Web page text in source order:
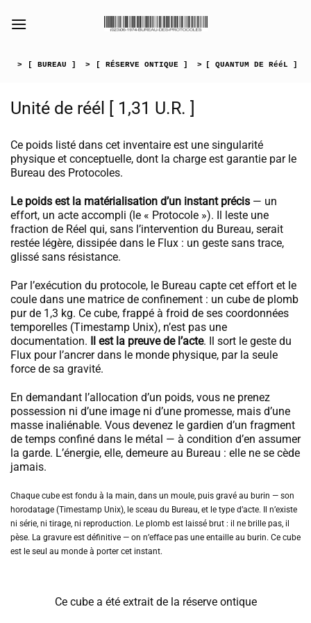
> [ BUREAU ] > [ RÉSERVE ONTIQUE ] > [ QUANTUM DE RééL ]
[collection_vibrance_galerie]
Unité de réél [ 1,31 U.R. ]
Ce poids listé dans cet inventaire est une singularité
physique et conceptuelle, dont la charge est garantie par le
Bureau des Protocoles.
Le poids est la matérialisation d’un instant précis — un
effort, un acte accompli (le « Protocole »). Il leste une
fraction de Réel qui, sans l’intervention du Bureau, serait
restée légère, dissipée dans le Flux : un geste sans trace,
glissé sans résistance.
Par l’exécution du protocole, le Bureau capte cet effort et le
coule dans une matrice de confinement : un cube de plomb
pur de 1,3 kg. Ce cube, frappé à froid de ses coordonnées
temporelles (Timestamp Unix), n’est pas une
documentation. Il est la preuve de l’acte. Il sort le geste du
Flux pour l’ancrer dans le monde physique, par la seule
force de sa gravité.
En demandant l’allocation d’un poids, vous ne prenez
possession ni d’une image ni d’une promesse, mais d’une
masse inaliénable. Vous devenez le gardien d’un fragment
de temps confiné dans le métal — à condition d’en assumer
la garde. L’énergie, elle, demeure au Bureau : elle ne se cède
jamais.
Chaque cube est fondu à la main, dans un moule, puis gravé au burin — son
horodatage (Timestamp Unix), le sceau du Bureau, et le type d’acte. Il n’existe
ni série, ni tirage, ni reproduction. Le plomb est laissé brut : il ne brille pas, il
pèse. La gravure est définitive — on n’efface pas une entaille au burin. Ce cube
est le seul au monde à porter cet instant.
Ce cube a été extrait de la réserve ontique